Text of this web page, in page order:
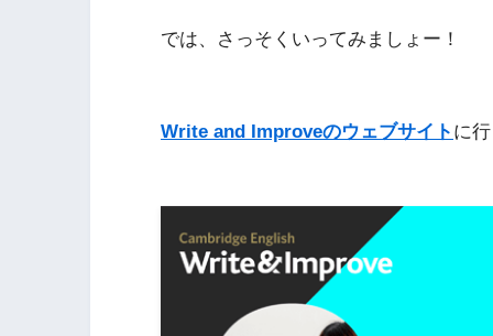
では、さっそくいってみましょー！
Write and Improveのウェブサイト に